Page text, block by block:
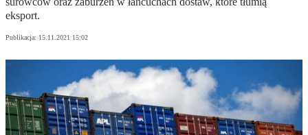
eksport.
Publikacja: 15.11.2021 15:02